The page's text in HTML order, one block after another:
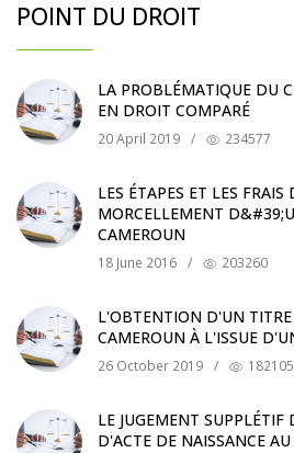
POINT DU DROIT
LA PROBLÉMATIQUE DU
EN DROIT COMPARÉ
20 April 2019 / 234577
LES ÉTAPES ET LES
MORCELLEMENT
CAMEROUN
18 June 2016 / 203260
L'OBTENTION D'UN
CAMEROUN À L'ISSUE
26 October 2019 / 182105
LE JUGEMENT SUPPLÉTIF
D'ACTE DE NAISSANCE